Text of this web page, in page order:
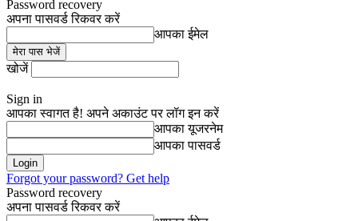
Password recovery
अपना पासवर्ड रिकवर करें
आपका ईमेल
खोजें
Sign in
आपका स्वागत है! अपने अकाउंट पर लॉग इन करें
आपका यूजरनेम
आपका पासवर्ड
Forgot your password? Get help
Password recovery
अपना पासवर्ड रिकवर करें